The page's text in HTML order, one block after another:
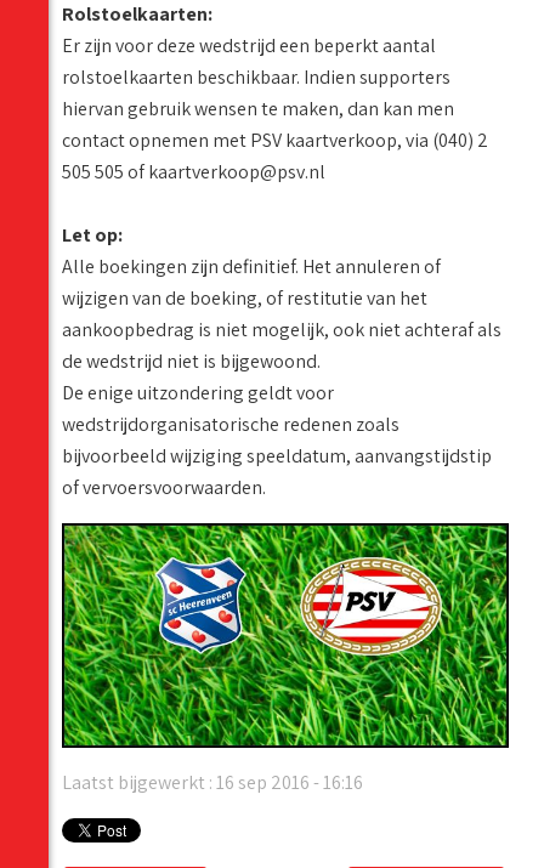
Rolstoelkaarten:
Er zijn voor deze wedstrijd een beperkt aantal
rolstoelkaarten beschikbaar. Indien supporters
hiervan gebruik wensen te maken, dan kan men
contact opnemen met PSV kaartverkoop, via (040) 2
505 505 of kaartverkoop@psv.nl
Let op:
Alle boekingen zijn definitief. Het annuleren of
wijzigen van de boeking, of restitutie van het
aankoopbedrag is niet mogelijk, ook niet achteraf als
de wedstrijd niet is bijgewoond.
De enige uitzondering geldt voor
wedstrijdorganisatorische redenen zoals
bijvoorbeeld wijziging speeldatum, aanvangstijdstip
of vervoersvoorwaarden.
Laatst bijgewerkt : 16 sep 2016 - 16:16